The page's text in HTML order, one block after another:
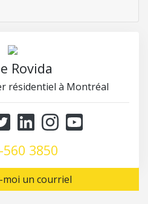
Rovida
résidentiel à Montréal
560 3850
moi un courriel